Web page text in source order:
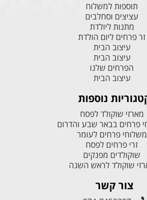
תוספות למשלוח
עציצים וסחלבים
מתנות ליולדת
זר פרחים ליום הולדת
עיצוב הבית
עיצוב הבית
הפרחים שלנו
עיצוב הבית
נוספות
מארזי שוקולד לפסח
פרחים בבאר שבע והדרום
משלוחי פרחים לעומר
זרי פרחים לפסח
שוקולדים מפנקים
שוקולד לראש השנה
צור קשר